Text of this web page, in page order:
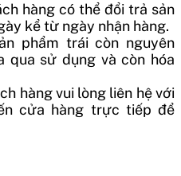
hàng có thể đổi trả sản
kể từ ngày nhận hàng.
phẩm trái còn nguyên
qua sử dụng và còn hóa
hàng vui lòng liên hệ với
cửa hàng trực tiếp để